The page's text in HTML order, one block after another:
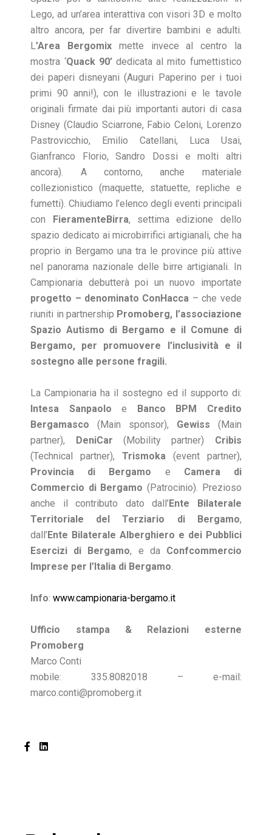
Lego, ad un’area interattiva con visori 3D e molto
altro ancora, per far divertire bambini e adulti.
L’Area Bergomix mette invece al centro la
mostra ‘Quack 90’dedicata al mito fumettistico
dei paperi disneyani (Auguri Paperino per i tuoi
primi 90 anni!), con le illustrazioni e le tavole
originali firmate dai più importanti autori di casa
Disney (Claudio Sciarrone, Fabio Celoni, Lorenzo
Pastrovicchio, Emilio Catellani, Luca Usai,
Gianfranco Florio, Sandro Dossi e molti altri
ancora). A contorno, anche materiale
collezionistico (maquette, statuette, repliche e
fumetti). Chiudiamo l’elenco degli eventi principali
con FieramenteBirra, settima edizione dello
spazio dedicato ai microbirrifici artigianali, che ha
proprio in Bergamo una tra le province più attive
nel panorama nazionale delle birre artigianali. In
Campionaria debutterà poi un nuovo importate
progetto – denominato ConHacca – che vede
riuniti in partnership Promoberg, l’associazione
Spazio Autismo di Bergamo e il Comune di
Bergamo, per promuovere l’inclusività e il
sostegno alle persone fragili.
La Campionaria ha il sostegno ed il supporto di:
Intesa Sanpaolo e Banco BPM Credito
Bergamasco(Main sponsor), Gewiss (Main
partner), DeniCar (Mobility partner) Cribis
(Technical partner), Trismoka (event partner),
Provincia di Bergamo e Camera di
Commercio di Bergamo (Patrocinio). Prezioso
anche il contributo dato dall’Ente Bilaterale
Territoriale del Terziario di Bergamo,
dall’Ente Bilaterale Alberghiero e dei Pubblici
Esercizi di Bergamo, e da Confcommercio
Imprese per l’Italia di Bergamo
Info:www.campionaria-bergamo.it
Ufficio stampa & Relazioni esterne
Promoberg
Marco Conti
mobile: 335.8082018 – e-mail:
marco.conti@promoberg.it